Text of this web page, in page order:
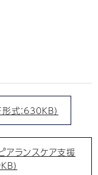
式：630KB）
アランスケア支援
）